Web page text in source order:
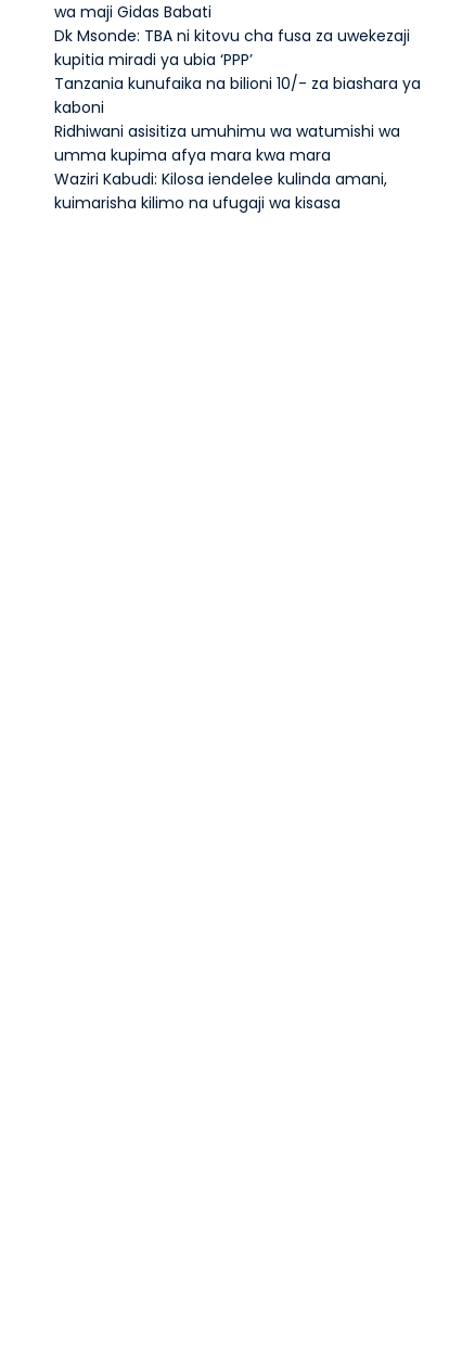
wa maji Gidas Babati
Dk Msonde: TBA ni kitovu cha fusa za uwekezaji
kupitia miradi ya ubia ‘PPP’
Tanzania kunufaika na bilioni 10/- za biashara ya
kaboni
Ridhiwani asisitiza umuhimu wa watumishi wa
umma kupima afya mara kwa mara
Waziri Kabudi: Kilosa iendelee kulinda amani,
kuimarisha kilimo na ufugaji wa kisasa